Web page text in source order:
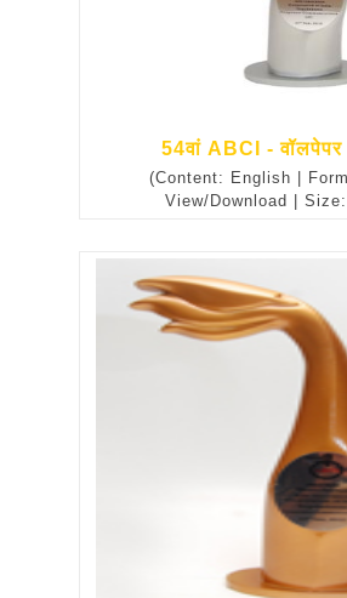
54वां ABCI - वॉलपेपर
(Content: English |
View/Download |